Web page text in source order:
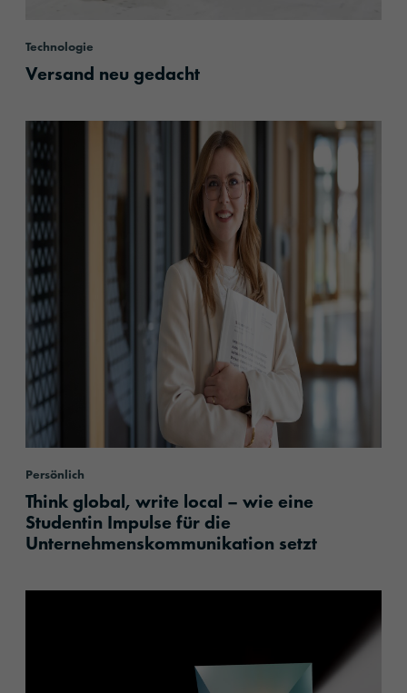
Technologie
Versand neu gedacht
Persönlich
Think global, write local – wie eine
Studentin Impulse für die
Unternehmenskommunikation setzt
content.read_more